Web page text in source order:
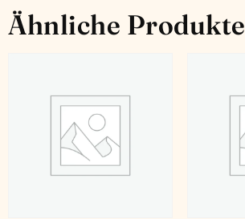
Ähnliche Produkte